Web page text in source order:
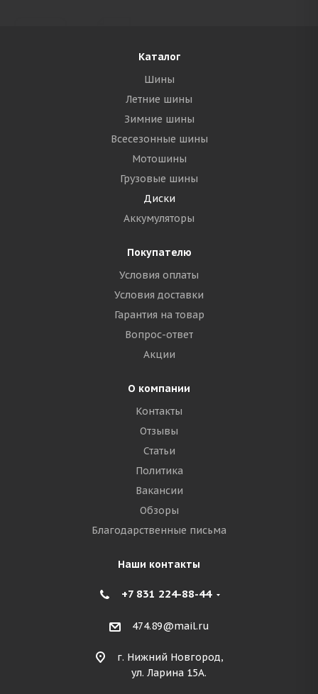
Каталог
Шины
Летние шины
Зимние шины
Всесезонные шины
Мотошины
Грузовые шины
Диски
Аккумуляторы
Покупателю
Условия оплаты
Условия доставки
Гарантия на товар
Вопрос-ответ
Акции
О компании
Контакты
Отзывы
Статьи
Политика
Вакансии
Обзоры
Благодарственные письма
Наши контакты
+7 831 224-88-44
474.89@mail.ru
г. Нижний Новгород,
ул. Ларина 15А.